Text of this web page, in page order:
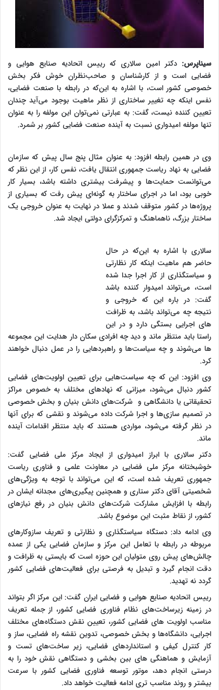
سیناپرس: دکتر امین سالاری که رییس اتحادیه صنایع هوایی و
فضایی است و از کارشناسان و صاحب‌نظران خوش فکر بخش
خصوصی کشور است، با اشاره به این‌که در رابطه با صنعت فضایی،
نفس اینکه چه تغییر ساختاری از نظر ماهیت بوجود می‌آید چندان
تعیین کننده نیست، گفت: به عبارتی نمی‌توان این مولفه را به عنوان
تنها مولفه امیدواری نسبت به آینده صنعت فضایی کشور بر شمرد.
وی در همین رابطه افزود: به عنوان مثال پنج سال پیش که سازمان
فضایی به نهاد ریاست جمهوری انتقال یافت، نفس کار، از این نظر که
می‌توانست حمایت‌ها و پیشرفت بیشتری داشته باشد، بسیار کار
خوبی بود، اما در اجرای ساختار به گونه‌ای پیش رفت که بسیاری از
پروژه‌ها در کشور متوقف شدند و عملا در نهایت به عنوان خروجی یک
ساختار بزرگ، ناهماهنگ و تمرکزگرای دولتی ایجاد شد.
سالاری با اشاره به این‌که در حال
حاضر هم ماهیت اینکه کار نظارتی
و سیاستگذاری از کار اجرا جدا شده
است، می‌تواند امیدوار کننده باشد
گفت: در باره این که خروجی و
نتیجه چه می‌تواند باشد، به ظرافت
های اجرایی بستگی دارد و در این
راستا باید منتظر ماند و دید چه افرادی سکان دار هدایت این مجموعه
ها می‌شوند و چه سیاست‌ها و راهبردهایی را در عمل دنبال خواهند
کرد.
وی افزود: این که چه سیاست‌هایی برای تعیین اولویت‌های فضایی
کشور دنبال می‌شود، میزانی که نهادهای مختلف به خصوص مراکز
تحقیقاتی یا دانشگاهی و شرکت‌های دانش بنیان و بخش خصوصی
در تصمیم سازی‌ها و اجرا شرکت داده می‌شوند و نقشی که برای آنها
در نظر گرفته می‌شود، مواردی هستند که باید منتظر اقدامات آینده
ماند.
دکتر سالاری با ابراز امیدواری از ایجاد مرکز ملی فضایی گفت:
خوشبختانه مرکز ملی فضایی در معاونت علمی و فناوری ریاست
جمهوری تعریف شده است، که این می‌تواند با توجه به ویژگی‌های
شخصیتی آقای دکتر ستاری و همچنین پیگیری‌های مجدانه ایشان در
رابطه با افزایش مشارکت شرکت‌های دانش بنیان در رفع نیازهای
کشور، از نقاط مثبت این موضوع باشد.
وی ادامه داد: دستگاه سیاستگذاری و نظارتی و تعریف سازوکارهای
مربوطه در رابطه با تعامل این مرکز و سازمان فضایی یکی از عمده
چالش‌های پیش روی متولیان این حوزه است که بایستی به ظرافت و
دقت انجام گیرد و تبدیل به فرصتی برای فعالیت‌های فضایی کشور
گردد نه تهدید.
رییس اتحادیه صنایع هوایی و فضایی ایران گفت: این مرکز اگر بتواند
در زمینه زیرساخت‌های نظام فناوری فضایی کشور، از جمله تعریف
مناسب اولویت های فضایی کشور، تعیین نقش دستگاه‌های مختلف
اجرایی، دانشگاه‌ها و بخش خصوصی، تدوین نقشه راه فضایی، ساز و
کار کنترل کیفی و استانداردهای فضایی، زیر ساخت‌های تست و
آزمایش و هماهنگی های بین بخشی و دستگاهی نقش خود را به
درستی انجام دهد، موتور توسعه فناوری فضایی کشور با سرعت
بیشتر و روند مناسب تری ادامه فعالیت خواهد داد.